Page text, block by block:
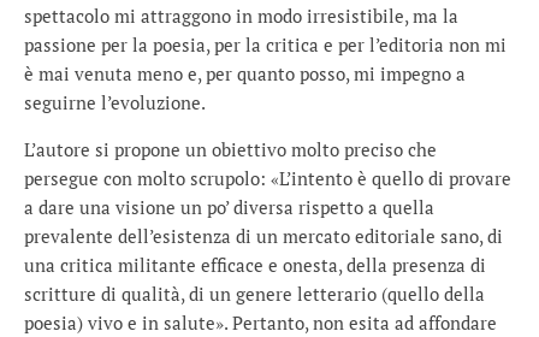
spettacolo mi attraggono in modo irresistibile, ma la
passione per la poesia, per la critica e per l’editoria non mi
è mai venuta meno e, per quanto posso, mi impegno a
seguirne l’evoluzione.
L’autore si propone un obiettivo molto preciso che
persegue con molto scrupolo: «L’intento è quello di provare
a dare una visione un po’ diversa rispetto a quella
prevalente dell’esistenza di un mercato editoriale sano, di
una critica militante efficace e onesta, della presenza di
scritture di qualità, di un genere letterario (quello della
poesia) vivo e in salute». Pertanto, non esita ad affondare